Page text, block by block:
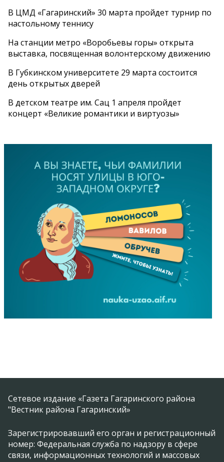
В ЦМД «Гагаринский» 30 марта пройдет турнир по
настольному теннису
На станции метро «Воробьевы горы» открыта
выставка, посвященная волонтерскому движению
В Губкинском университете 29 марта состоится
день открытых дверей
В детском театре им. Сац 1 апреля пройдет
концерт «Великие романтики и виртуозы»
Сетевое издание «Газета Гагаринского района
"Вестник района Гагаринский»
Зарегистрировавший его орган и регистрационный
номер: Федеральная служба по надзору в сфере
связи, информационных технологий и массовых